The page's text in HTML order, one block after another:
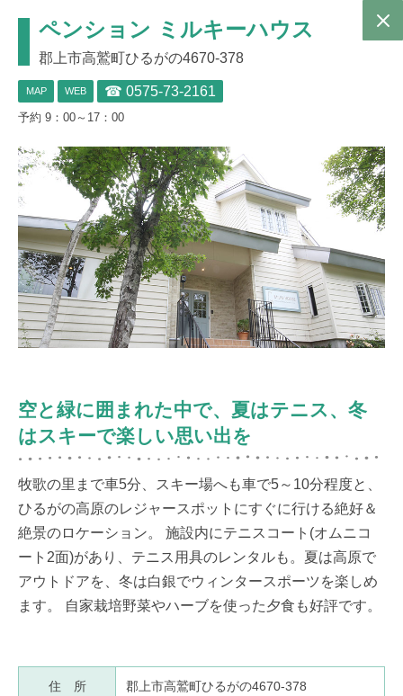
ペンション ミルキーハウス
‎郡上市高鷲町ひるがの4670-378
MAP WEB ☎ 0575-73-2161
予約 9：00～17：00
空と緑に囲まれた中で、夏はテニス、冬
はスキーで楽しい思い出を
牧歌の里まで車5分、スキー場へも車で5～10分程度と、
ひるがの高原のレジャースポットにすぐに行ける絶好＆
絶景のロケーション。 施設内にテニスコート(オムニコ
ート2面)があり、テニス用具のレンタルも。夏は高原で
アウトドアを、冬は白銀でウィンタースポーツを楽しめ
ます。 自家栽培野菜やハーブを使った夕食も好評です。
住 所 郡上市高鷲町ひるがの4670-378